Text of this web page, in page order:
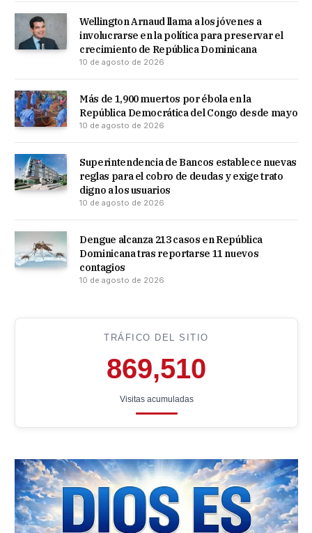
Wellington Arnaud llama a los jóvenes a
involucrarse en la política para preservar el
crecimiento de República Dominicana
10 de agosto de 2026
Más de 1,900 muertos por ébola en la
República Democrática del Congo desde mayo
10 de agosto de 2026
Superintendencia de Bancos establece nuevas
reglas para el cobro de deudas y exige trato
digno a los usuarios
10 de agosto de 2026
Dengue alcanza 213 casos en República
Dominicana tras reportarse 11 nuevos
contagios
10 de agosto de 2026
TRÁFICO DEL SITIO
869,510
Visitas acumuladas